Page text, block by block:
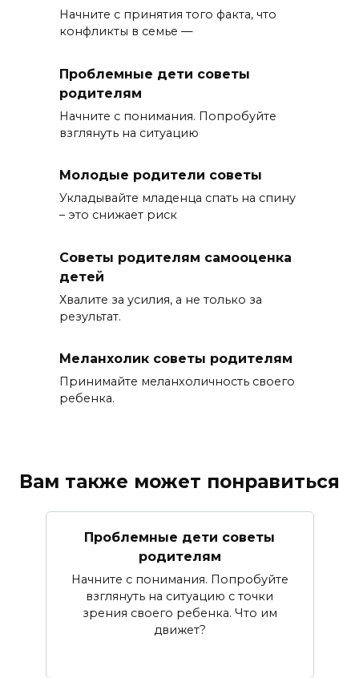
Начните с принятия того факта, что
конфликты в семье —
Проблемные дети советы
родителям
Начните с понимания. Попробуйте
взглянуть на ситуацию
Молодые родители советы
Укладывайте младенца спать на спину
– это снижает риск
Советы родителям самооценка
детей
Хвалите за усилия, а не только за
результат.
Меланхолик советы родителям
Принимайте меланхоличность своего
ребенка.
Вам также может понравиться
Проблемные дети советы
родителям
Начните с понимания. Попробуйте
взглянуть на ситуацию с точки
зрения своего ребенка. Что им
движет?